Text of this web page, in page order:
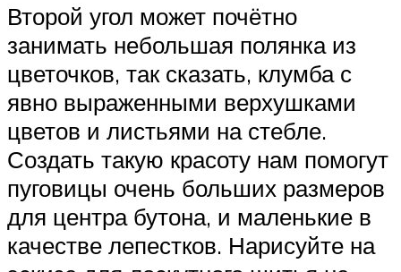
Второй угол может почётно
занимать небольшая полянка из
цветочков, так сказать, клумба с
явно выраженными верхушками
цветов и листьями на стебле.
Создать такую красоту нам помогут
пуговицы очень больших размеров
для центра бутона, и маленькие в
качестве лепестков. Нарисуйте на